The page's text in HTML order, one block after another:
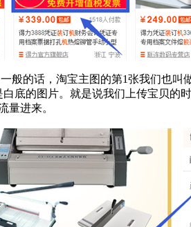
般的话，淘宝主图的第1张我们也
底的图片。就是说我们上传宝贝的
量进来。